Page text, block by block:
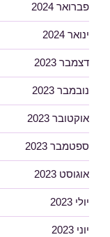
פברואר 2024
ינואר 2024
דצמבר 2023
נובמבר 2023
אוקטובר 2023
ספטמבר 2023
אוגוסט 2023
יולי 2023
יוני 2023